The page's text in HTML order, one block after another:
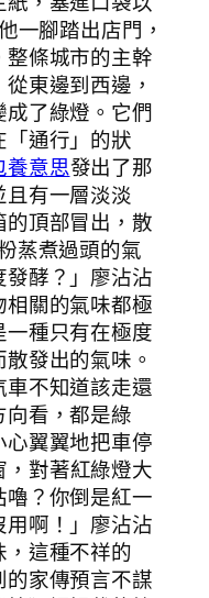
一腳踏出店門，
條城市的主幹
東邊到西邊，
了綠燈。它們
通行」的狀
養意思發出了那
有一層淡淡
頂部冒出，散
蒸煮過頭的氣
酵？」廖沾沾
關的氣味都極
種只有在極度
發出的氣味。
不知道該走還
看，都是綠
翼翼地把車停
，對著紅綠燈大
？你倒是紅一
啊！」廖沾沾
這種不祥的
的家傳預言不謀